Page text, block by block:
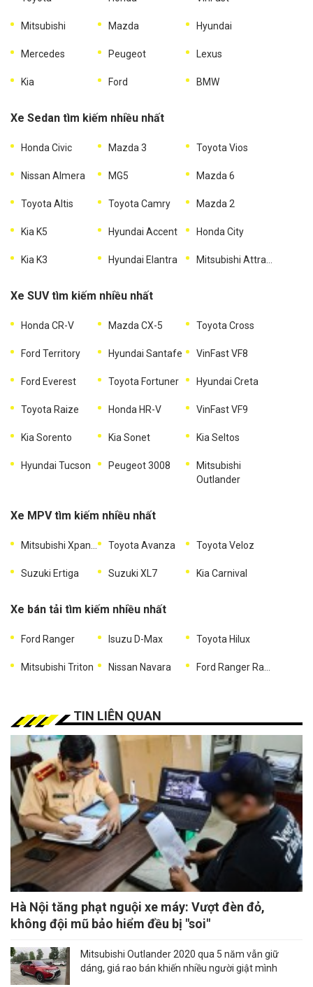
Mitsubishi Mazda Hyundai
Mercedes Peugeot Lexus
Kia Ford BMW
Xe Sedan tìm kiếm nhiều nhất
Honda Civic Mazda 3 Toyota Vios
Nissan Almera MG5 Mazda 6
Toyota Altis Toyota Camry Mazda 2
Kia K5 Hyundai Accent Honda City
Kia K3 Hyundai Elantra
Xe SUV tìm kiếm nhiều nhất
Honda CR-V Mazda CX-5 Toyota Cross
Ford Territory Hyundai Santafe VinFast VF8
Ford Everest Toyota Fortuner Hyundai Creta
Toyota Raize Honda HR-V VinFast VF9
Kia Sorento Kia Sonet Kia Seltos
Hyundai Tucson Peugeot 3008
Mitsubishi
Outlander
Xe MPV tìm kiếm nhiều nhất
Toyota Avanza Toyota Veloz
Suzuki Ertiga Suzuki XL7 Kia Carnival
Xe bán tải tìm kiếm nhiều nhất
Ford Ranger Isuzu D-Max Toyota Hilux
Mitsubishi Triton Nissan Navara
TIN LIÊN QUAN
Hà Nội tăng phạt nguội xe máy: Vượt đèn đỏ,
không đội mũ bảo hiểm đều bị "soi"
Mitsubishi Outlander 2020 qua 5 năm vẫn giữ
dáng, giá rao bán khiến nhiều người giật mình